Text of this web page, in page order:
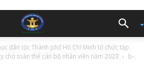
dân tộc Thành phố Hồ Chí Minh tổ chức tập
cho toàn thể cán bộ nhân viên năm 2023
b-